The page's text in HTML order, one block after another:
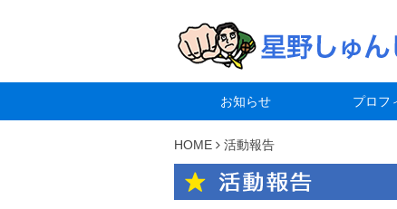
お知らせ プロフ
HOME 活動報告